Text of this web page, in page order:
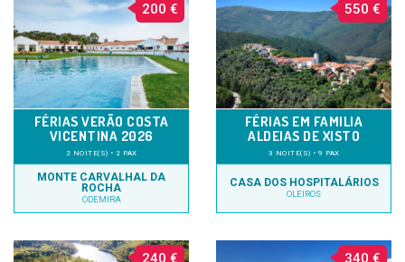
200 €
FÉRIAS VERÃO COSTA
VICENTINA 2026
2 NOITE(S) • 2 PAX
MONTE CARVALHAL DA
ROCHA
ODEMIRA
550 €
FÉRIAS EM FAMILIA
ALDEIAS DE XISTO
3 NOITE(S) • 9 PAX
CASA DOS HOSPITALÁRIOS
OLEIROS
240 € 340 €